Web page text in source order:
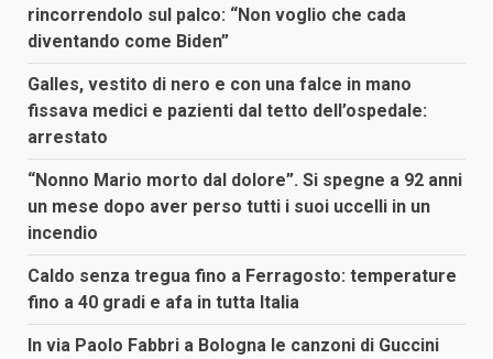
rincorrendolo sul palco: “Non voglio che cada
diventando come Biden”
Galles, vestito di nero e con una falce in mano
fissava medici e pazienti dal tetto dell’ospedale:
arrestato
“Nonno Mario morto dal dolore”. Si spegne a 92 anni
un mese dopo aver perso tutti i suoi uccelli in un
incendio
Caldo senza tregua fino a Ferragosto: temperature
fino a 40 gradi e afa in tutta Italia
In via Paolo Fabbri a Bologna le canzoni di Guccini